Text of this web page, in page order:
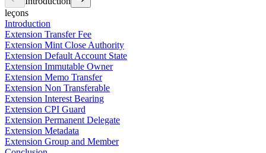
leçons
Introduction
Extension Transfer Fee
Extension Mint Close Authority
Extension Default Account State
Extension Immutable Owner
Extension Memo Transfer
Extension Non Transferable
Extension Interest Bearing
Extension CPI Guard
Extension Permanent Delegate
Extension Metadata
Extension Group and Member